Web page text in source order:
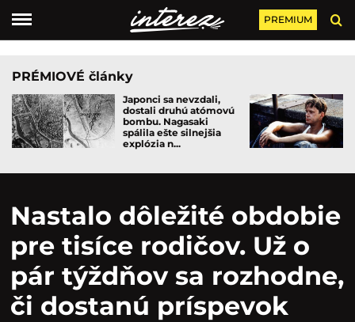
PREMIUM
PRÉMIOVÉ články
Japonci sa nevzdali,
dostali druhú atómovú
bombu. Nagasaki
spálila ešte silnejšia
explózia n...
Nastalo dôležité obdobie
pre tisíce rodičov. Už o
pár týždňov sa rozhodne,
či dostanú príspevok